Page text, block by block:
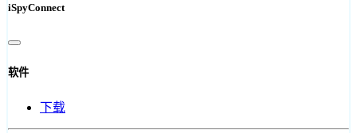
iSpyConnect
软件
下载